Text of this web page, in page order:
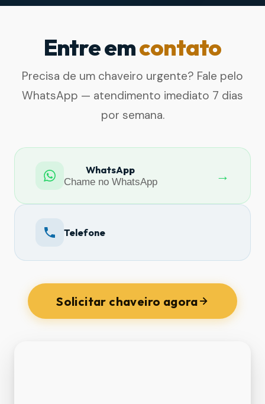
Entre emcontato
Precisa de um chaveiro urgente? Fale pelo
WhatsApp — atendimento imediato 7 dias
por semana.
WhatsApp
Chame no WhatsApp
→
Telefone
Solicitar chaveiro agora